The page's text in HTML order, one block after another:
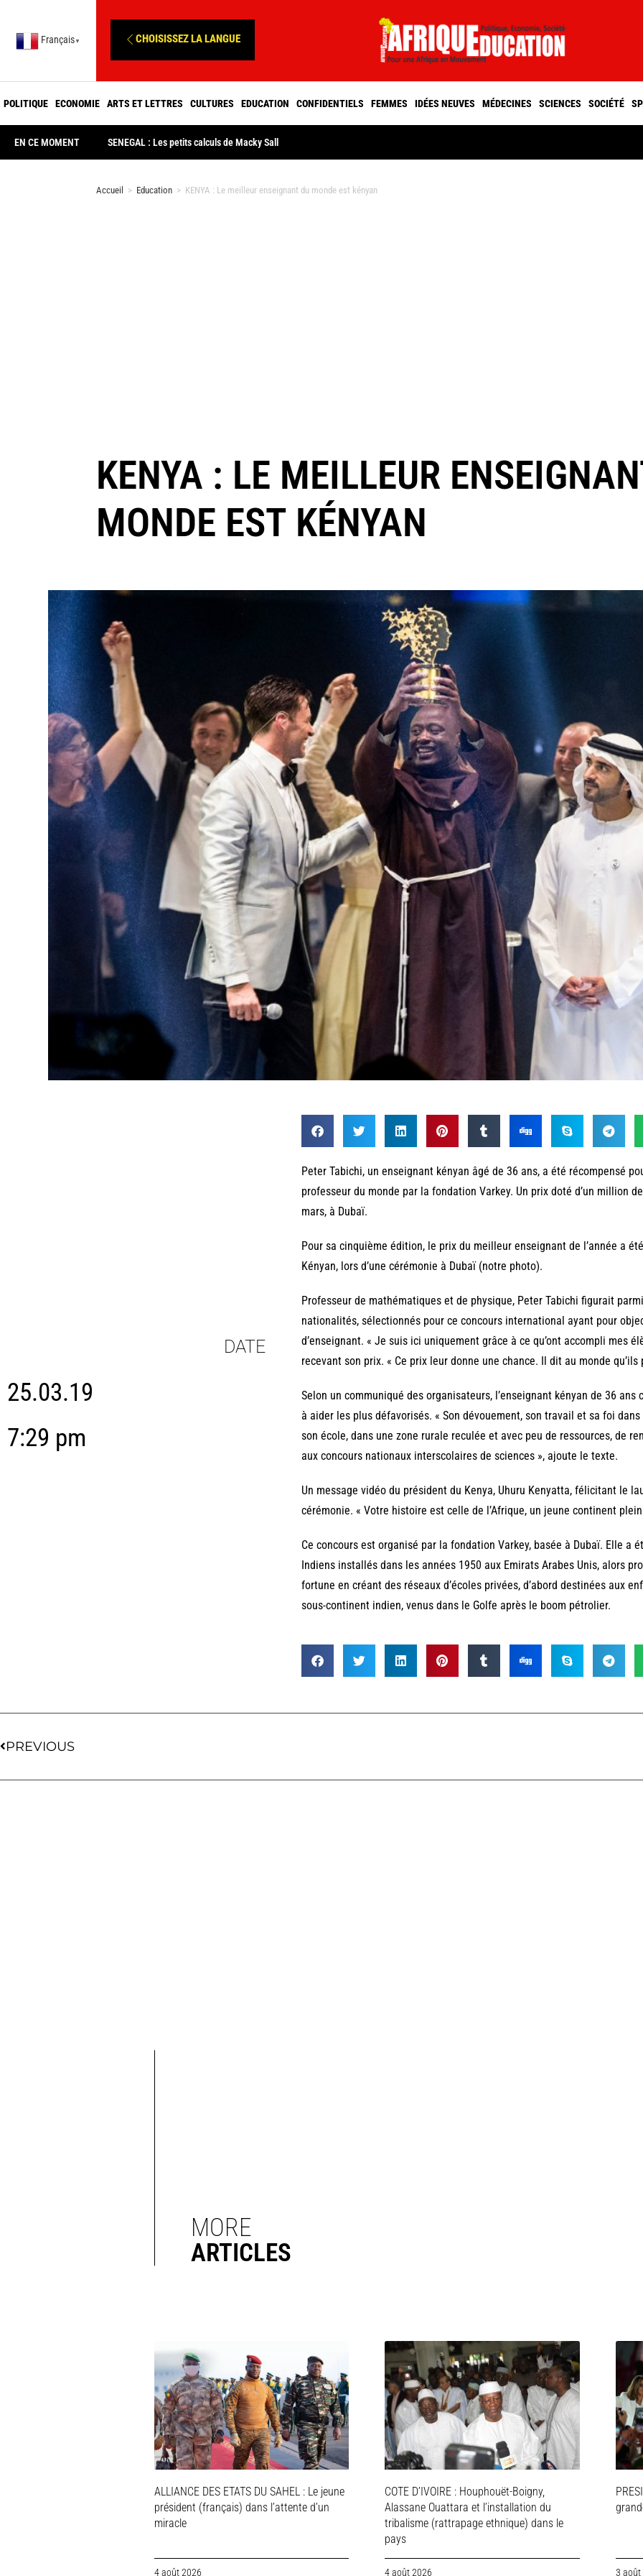
Français ▼ CHOISISSEZ LA LANGUE
POLITIQUE ECONOMIE ARTS ET LETTRES CULTURES EDUCATION CONFIDENTIELS FEMMES IDÉES NEUVES MÉDECINES SCIENCES SOCIÉTÉ
EN CE MOMENT SENEGAL : Les petits calculs de Macky Sall
Accueil > Education > KENYA : Le meilleur enseignant du monde est kényan
KENYA : LE MEILLEUR
MONDE EST KÉNYAN
DATE
25.03.19
7:29 pm
Peter Tabichi, un enseignant kényan âgé de 36 ans, a été récompensé
professeur du monde par la fondation Varkey. Un prix doté d’un million
mars, à Dubaï.
Pour sa cinquième édition, le prix du meilleur enseignant de l’année a
Kényan, lors d’une cérémonie à Dubaï (notre photo).
Professeur de mathématiques et de physique, Peter Tabichi figurait
nationalités, sélectionnés pour ce concours international ayant pour
d’enseignant. « Je suis ici uniquement grâce à ce qu’ont accompli mes
recevant son prix. « Ce prix leur donne une chance. Il dit au monde
Selon un communiqué des organisateurs, l’enseignant kényan de 36 ans
à aider les plus défavorisés. « Son dévouement, son travail et sa foi
son école, dans une zone rurale reculée et avec peu de ressources, de
aux concours nationaux interscolaires de sciences », ajoute le texte.
Un message vidéo du président du Kenya, Uhuru Kenyatta, félicitant le
cérémonie. « Votre histoire est celle de l’Afrique, un jeune continent
Ce concours est organisé par la fondation Varkey, basée à Dubaï. Elle a
Indiens installés dans les années 1950 aux Emirats Arabes Unis, alors
fortune en créant des réseaux d’écoles privées, d’abord destinées aux
sous-continent indien, venus dans le Golfe après le boom pétrolier.
PREVIOUS
MORE
ARTICLES
ALLIANCE DES ETATS DU SAHEL : Le jeune
président (français) dans l’attente d’un
miracle
4 août 2026
COTE D’IVOIRE : Houphouët-Boigny,
Alassane Ouattara et l’installation du
tribalisme (rattrapage ethnique) dans le
pays
4 août 2026 3 août